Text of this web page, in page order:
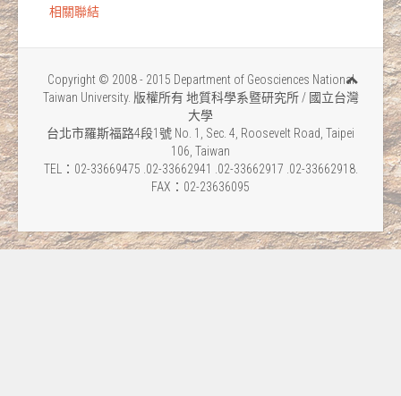
相關聯結
Copyright © 2008 - 2015 Department of Geosciences National
Taiwan University. 版權所有 地質科學系暨研究所 / 國立台灣
大學
台北市羅斯福路4段1號 No. 1, Sec. 4, Roosevelt Road, Taipei
106, Taiwan
TEL：02-33669475 .02-33662941 .02-33662917 .02-33662918.
FAX：02-23636095